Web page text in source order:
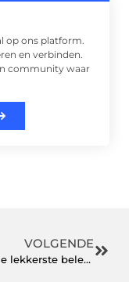
op ons platform.
en verbinden.
community waar
VOLGENDE
Verken de lekkerste belegde broodjes in Uden